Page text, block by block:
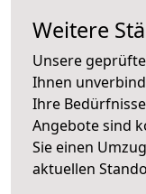
Weitere
Unsere
Ihnen
Ihre
Angebote sind
Sie einen
aktuellen